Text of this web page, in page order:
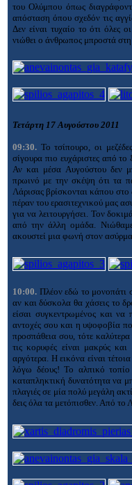
του Ολύμπου όπως
απόσταση όπου σχεδόν τις
Δεν είναι τυχαίο το ότι όλες
νιώθει ο άνθρωπος μπροστά στη
Τετάρτη 17 Αυγούστου 2011
09:30. Το τσίπουρο, οι
σίγουρα πιο ευχάριστες από
Αν και μέσα Αυγούστου δεν
πρωινό με την σκέψη ότι τα
Λάρισας βρίσκονται κάπου στο
πέραν του ερασιτεχνικού μας
για να λειτουργήσει. Τον
από την άλλη ομάδα.
ακουστεί μια φωνή στον
10:00. Πλέον εδώ το μονοπάτι
αν και δύσκολα θα χάσεις το
είσαι συγκεντρωμένος και
αντοχές σου και η υψοφοβία
προσπάθεια σου, τότε
τις κορυφές είναι μακρύς και
αργότερα. Η εικόνα είναι
λόγω δέους! Το αλπικό
καταπληκτική δυνατότητα να
πλαγιές σε μία πολύ μεγάλη
δεις όλα τα μετόπισθεν. Από